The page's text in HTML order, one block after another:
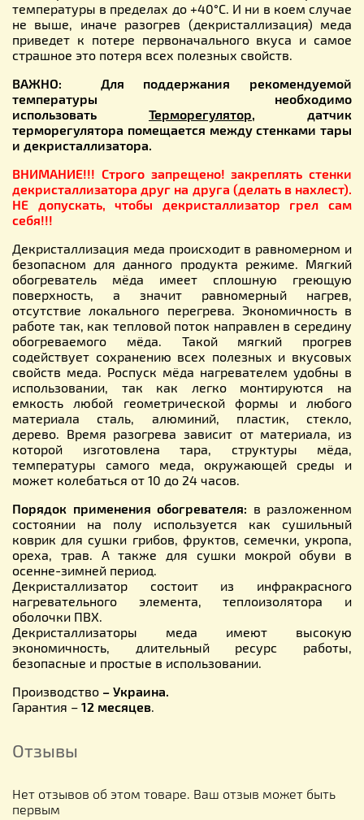
температуры в пределах до +40°С. И ни в коем случае
не выше, иначе разогрев (декристаллизация) меда
приведет к потере первоначального вкуса и самое
страшное это потеря всех полезных свойств.
ВАЖНО: Для поддержания рекомендуемой
температуры необходимо
использовать Терморегулятор, датчик
терморегулятора помещается между стенками тары
и декристаллизатора.
ВНИМАНИЕ!!! Строго запрещено! закреплять стенки
декристаллизатора друг на друга (делать в нахлест).
НЕ допускать, чтобы декристаллизатор грел сам
себя!!!
Декристаллизация меда происходит в равномерном и
безопасном для данного продукта режиме. Мягкий
обогреватель мёда имеет сплошную греющую
поверхность, а значит равномерный нагрев,
отсутствие локального перегрева. Экономичность в
работе так, как тепловой поток направлен в середину
обогреваемого мёда. Такой мягкий прогрев
содействует сохранению всех полезных и вкусовых
свойств меда. Роспуск мёда нагревателем удобны в
использовании, так как легко монтируются на
емкость любой геометрической формы и любого
материала сталь, алюминий, пластик, стекло,
дерево. Время разогрева зависит от материала, из
которой изготовлена тара, структуры мёда,
температуры самого меда, окружающей среды и
может колебаться от 10 до 24 часов.
Порядок применения обогревателя: в разложенном
состоянии на полу используется как сушильный
коврик для сушки грибов, фруктов, семечки, укропа,
ореха, трав. А также для сушки мокрой обуви в
осенне-зимней период.
Декристаллизатор состоит из инфракрасного
нагревательного элемента, теплоизолятора и
оболочки ПВХ.
Декристаллизаторы меда имеют высокую
экономичность, длительный ресурс работы,
безопасные и простые в использовании.
Производство – Украина.
Гарантия – 12 месяцев.
Отзывы
Нет отзывов об этом товаре. Ваш отзыв может быть
первым